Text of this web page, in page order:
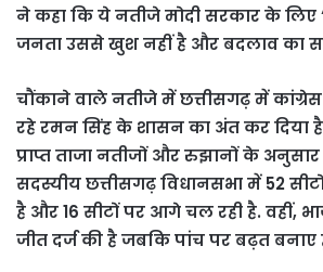
ने कहा कि ये नतीजे मोदी सरकार के लिए
जनता उससे खुश नहीं है और बदलाव का
चौंकाने वाले नतीजे में छत्तीसगढ़ में
रहे रमन सिंह के शासन का अंत कर दिया
प्राप्त ताजा नतीजों और रुझानों के
सदस्यीय छत्तीसगढ़ विधानसभा में 52
है और 16 सीटों पर आगे चल रही है. वहीं,
जीत दर्ज की है जबकि पांच पर बढ़त बनाए